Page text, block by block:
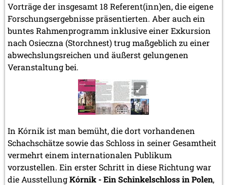
Vorträge der insgesamt 18 Referent(inn)en, die eigene
Forschungsergebnisse präsentierten. Aber auch ein
buntes Rahmenprogramm inklusive einer Exkursion
nach Osieczna (Storchnest) trug maßgeblich zu einer
abwechslungsreichen und äußerst gelungenen
Veranstaltung bei.
In Kórnik ist man bemüht, die dort vorhandenen
Schachschätze sowie das Schloss in seiner Gesamtheit
vermehrt einem internationalen Publikum
vorzustellen. Ein erster Schritt in diese Richtung war
die AusstellungKórnik - Ein Schinkelschloss in Polen,